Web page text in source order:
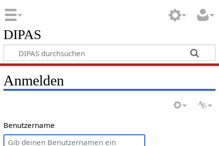
DIPAS
Anmelden
Benutzername